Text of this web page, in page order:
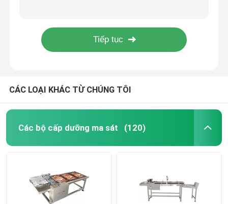
Các bộ cấp dưỡng ma sát
Bộ cấp giấy ma sát
Máy phân trang
Máy vận chuyển mã hóa trứng
CÁC LOẠI KHÁC TỪ CHÚNG TÔI
Các bộ cấp dưỡng ma sát (120)